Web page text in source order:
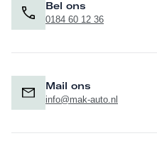
Bel ons
0184 60 12 36
Mail ons
info@mak-auto.nl